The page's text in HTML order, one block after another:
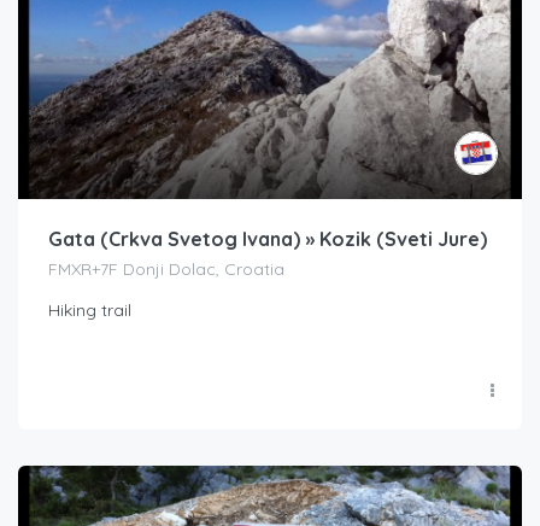
Gata (Crkva Svetog Ivana) » Kozik (Sveti Jure)
FMXR+7F Donji Dolac, Croatia
Hiking trail